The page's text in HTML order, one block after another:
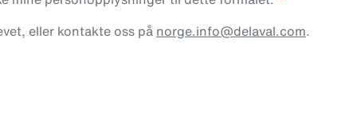
eller kontakte oss på norge.info@delaval.com.